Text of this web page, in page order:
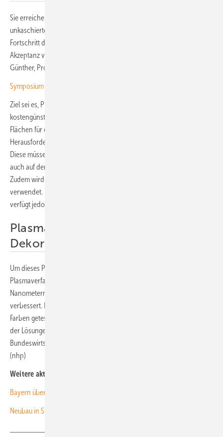
Sie erreichen – abhängig vom Dekor – bis zu 80 Prozent der Leistung
unkaschierter Vergleichsmodule. „Dies stellt einen bedeutenden
Fortschritt dar, da ästhetische Aspekte oft als Hindernis für die
Akzeptanz von BIPV-Lösungen angesehen werden“, erklärt Steffen
Günther, Projektleiter am Fraunhofer FEP.
Symposium Solares Bauen: Photovoltaik trifft auf Architektur
Ziel sei es, Photovoltaikmodule optisch ansprechend und
kostengünstig in Fassaden zu integrieren, um bisher ungenutzte
Flächen für die Energiegewinnung zu erschließen. Eine zentrale
Herausforderung des Projekts ist die Haftfestigkeit der Dekorfolien.
Diese müssen sowohl auf dem Frontglas der Photovoltaikmodule als
auch auf der Metallschicht der Fassadenelemente zuverlässig haften.
Zudem wird das Foliensubstrat ETFE (Ethylen-Tetrafluorethylen)
verwendet. Das zeichnet sich durch hohe Witterungsstabilität aus,
verfügt jedoch eine geringe Oberflächenhaftung.
Plasmaverfahren verbessert
Dekorhaftung
Um dieses Problem zu lösen, hat das Fraunhofer FEP ein
Plasmaverfahren entwickelt, das die Grenzschicht der ETFE-Folie im
Nanometermaßstab aufraut und so die Haftung der Dekorschichten
verbessert. In der nächsten Projektphase sollen weitere Dekore und
Farben getestet sowie die Langzeitstabilität und Witterungsfestigkeit
der Lösungen untersucht werden. Das Projekt wird vom
Bundeswirtschaftsministerium gefördert und umfasst fünf Partner.
(nhp)
Weitere aktuelle News:
Bayern überdacht Flughafenzubringer mit Solar
Neubau in Stuttgart bekommt ästhetisches Solardach